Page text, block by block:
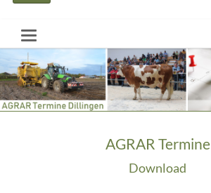
AGRAR Termine
Download